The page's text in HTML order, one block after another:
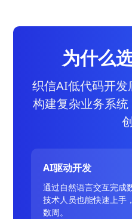
为什么
织信AI低代码开
构建复杂业务系
AI驱动开发
通过自然语言交互完成
技术人员也能快速上手
数周。